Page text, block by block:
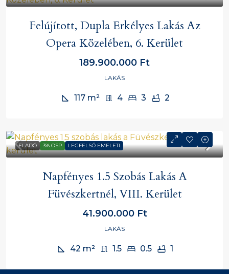
Felújított, Dupla Erkélyes Lakás Az
Opera Közelében, 6. Kerület
189.900.000 Ft
LAKÁS
117 m² 4 3 2
ELADÓ 3% OSP LEGFELSŐ EMELETI
Napfényes 1.5 Szobás Lakás A
Füvészkertnél, VIII. Kerület
41.900.000 Ft
LAKÁS
42 m² 1.5 0.5 1